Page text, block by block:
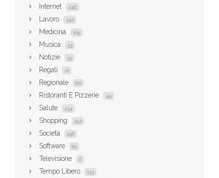
Internet 246
Lavoro 342
Medicina 109
Musica 33
Notizie 33
Regali 21
Regionale 66
Ristoranti E Pizzerie 49
Salute 234
Shopping 252
Società 198
Software 82
Televisione 6
Tempo Libero 133